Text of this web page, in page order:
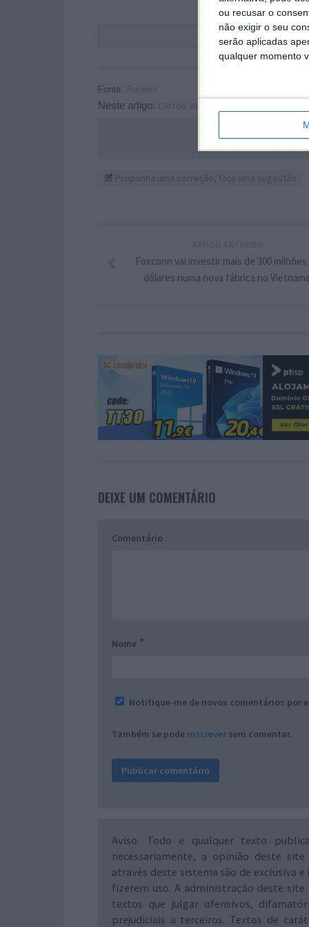
ou recusar o
não exigir o seu
serão aplicadas
qualquer momento
Fonte:
Neste artigo: carros autónomos
Acompanhe o
Foxconn vai investir mais de 300 milhões
dólares numa nova fábrica no
DEIXE UM COMENTÁRIO
Comentário
Nome *
Notifique-me de novos comentários por
Também se pode inscrever sem comentar.
Aviso: Todo e qualquer texto
necessariamente, a opinião deste
através deste sistema são de exclusiva
fizerem uso. A administração deste
textos que julgar ofensivos,
prejudiciais a terceiros. Textos de